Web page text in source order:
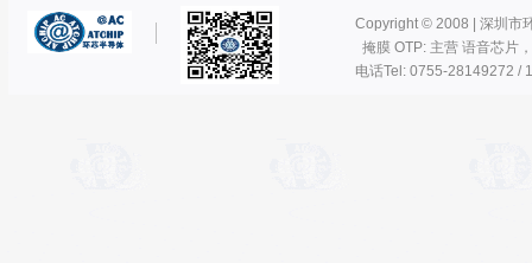
Copyright © 2008 | 深圳市
掩膜 OTP: 主营 语音芯片
电话Tel: 0755-28149272 /